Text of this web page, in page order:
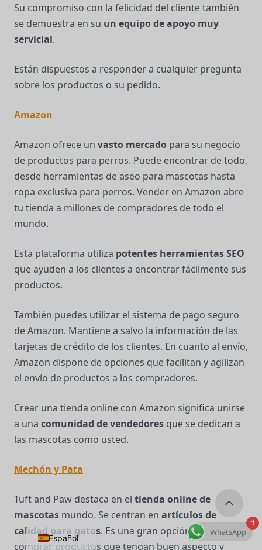
Su compromiso con la felicidad del cliente también
se demuestra en su un equipo de apoyo muy
servicial.
Están dispuestos a responder a cualquier pregunta
sobre los productos o su pedido.
Amazon
Amazon ofrece un vasto mercado para su negocio
de productos para perros. Puede encontrar de todo,
desde herramientas de aseo para mascotas hasta
ropa exclusiva para perros. Vender en Amazon abre
tu tienda a millones de compradores de todo el
mundo.
Esta plataforma utiliza potentes herramientas SEO
que ayuden a los clientes a encontrar fácilmente sus
productos.
También puedes utilizar el sistema de pago seguro
de Amazon. Mantiene a salvo la información de las
tarjetas de crédito de los clientes. En cuanto al envío,
Amazon dispone de opciones que facilitan y agilizan
el envío de productos a los compradores.
Crear una tienda online con Amazon significa unirse
a una comunidad de vendedores que se dedican a
las mascotas como usted.
Mechón y Pata
Tuft and Paw destaca en el tienda online de
mascotas mundo. Se centran en artículos de
calidad para gatos. Es una gran opción si quiere
comprar productos que tengan buen aspecto y
1
WhatsApp
Español